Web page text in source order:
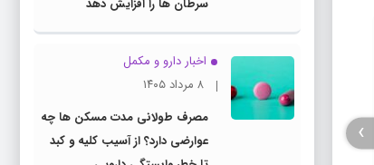
›
سرطان ها را افزایش دهد
اخبار دارو و مکمل
۸ مرداد ۱۴۰۵
مصرف طولانی مدت مسکن ها چه
عوارضی دارد؟ از آسیب کلیه و کبد